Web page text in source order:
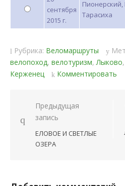
сентября
2015 г.
Пионерский,
Тарасиха
Рубрика: Веломаршруты
велопоход, велотуризм,Лыково,
Керженец
Комментировать
Навигация
по
записям
Предыдущая
запись
ЕЛОВОЕ И СВЕТЛЫЕ
ОЗЕРА